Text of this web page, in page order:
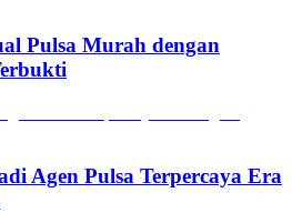
Pulsa Murah dengan
Agen Pulsa Terpercaya Era